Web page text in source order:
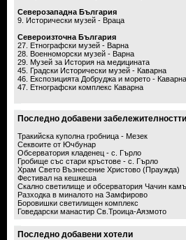
Северозападна България
9. Исторически музей - Враца
Североизточна България
27. Етнографски музей - Варна
28. Военноморски музей - Варна
29. Музей за История на медицината
45. Градски Исторически музей - Каварна
46. Експозицията Добруджа и морето - Каварна
47. Етнографски комплекс Каварна
Последно добавени забележителностти
Тракийска куполна гробница - Мезек
Секвоите от Ючбунар
Обсерватория кладенец - с. Гърло
Гробище със стари кръстове - с. Гърло
Храм Свето Възнесение Христово (Праужда)
Фестивал на кешкеша
Скално светилище и обсерватория Чачин
Разходка в миналото на Замфирово
Боровишки светилищен комплекс
Говедарски манастир Св.Троица-Аязмото
Последно добавени хотели